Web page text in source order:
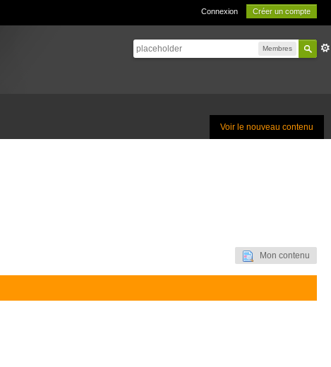
Connexion Créer un compte
Membres
Voir le nouveau contenu
Mon contenu